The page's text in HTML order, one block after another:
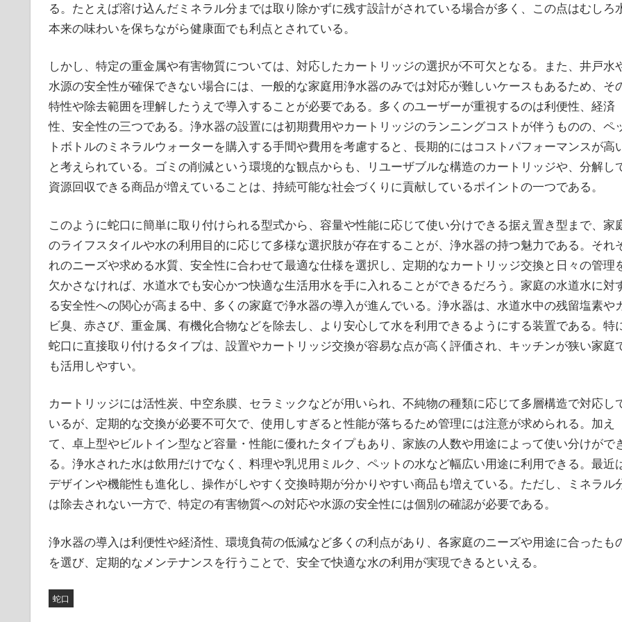
る。たとえば溶け込んだミネラル分までは取り除かずに残す設計がされている場合が多く、この点はむしろ
本来の味わいを保ちながら健康面でも利点とされている。
しかし、特定の重金属や有害物質については、対応したカートリッジの選択が不可欠となる。また、井戸水
水源の安全性が確保できない場合には、一般的な家庭用浄水器のみでは対応が難しいケースもあるため、そ
特性や除去範囲を理解したうえで導入することが必要である。多くのユーザーが重視するのは利便性、経済
性、安全性の三つである。浄水器の設置には初期費用やカートリッジのランニングコストが伴うものの、ペ
トボトルのミネラルウォーターを購入する手間や費用を考慮すると、長期的にはコストパフォーマンスが高
と考えられている。ゴミの削減という環境的な観点からも、リユーザブルな構造のカートリッジや、分解し
資源回収できる商品が増えていることは、持続可能な社会づくりに貢献しているポイントの一つである。
このように蛇口に簡単に取り付けられる型式から、容量や性能に応じて使い分けできる据え置き型まで、家
のライフスタイルや水の利用目的に応じて多様な選択肢が存在することが、浄水器の持つ魅力である。それ
れのニーズや求める水質、安全性に合わせて最適な仕様を選択し、定期的なカートリッジ交換と日々の管理
欠かさなければ、水道水でも安心かつ快適な生活用水を手に入れることができるだろう。家庭の水道水に対
る安全性への関心が高まる中、多くの家庭で浄水器の導入が進んでいる。浄水器は、水道水中の残留塩素や
ビ臭、赤さび、重金属、有機化合物などを除去し、より安心して水を利用できるようにする装置である。特
蛇口に直接取り付けるタイプは、設置やカートリッジ交換が容易な点が高く評価され、キッチンが狭い家庭
も活用しやすい。
カートリッジには活性炭、中空糸膜、セラミックなどが用いられ、不純物の種類に応じて多層構造で対応し
いるが、定期的な交換が必要不可欠で、使用しすぎると性能が落ちるため管理には注意が求められる。加え
て、卓上型やビルトイン型など容量・性能に優れたタイプもあり、家族の人数や用途によって使い分けがで
る。浄水された水は飲用だけでなく、料理や乳児用ミルク、ペットの水など幅広い用途に利用できる。最近
デザインや機能性も進化し、操作がしやすく交換時期が分かりやすい商品も増えている。ただし、ミネラル
は除去されない一方で、特定の有害物質への対応や水源の安全性には個別の確認が必要である。
浄水器の導入は利便性や経済性、環境負荷の低減など多くの利点があり、各家庭のニーズや用途に合ったも
を選び、定期的なメンテナンスを行うことで、安全で快適な水の利用が実現できるといえる。
蛇口